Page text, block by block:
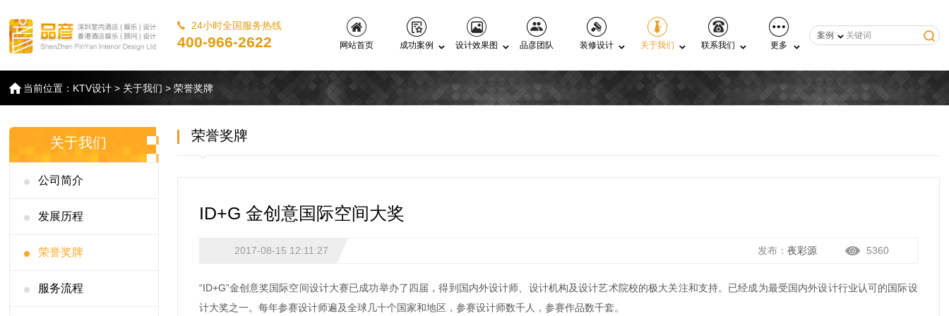
24小时全国服务热线
400-966-2622
案例
网站首页
成功案例 设计效果图 品彦团队 装修设计 关于我们 联系我们 更多
当前位置： KTV设计 > 关于我们 >荣誉奖牌
关于我们
公司简介
发展历程
荣誉奖牌
服务流程
荣誉奖牌
ID+G 金创意国际空间大奖
2017-08-15 12:11:27 5360
发布： 夜彩源
“ID+G”金创意奖国际空间设计大赛已成功举办了四届，得到国内外设计师、设计机构及设计艺术院校的极大关注和支持。已经成为最受国内外设计行业认可的国际设
计大奖之一。每年参赛设计师遍及全球几十个国家和地区，参赛设计师数千人，参赛作品数千套。